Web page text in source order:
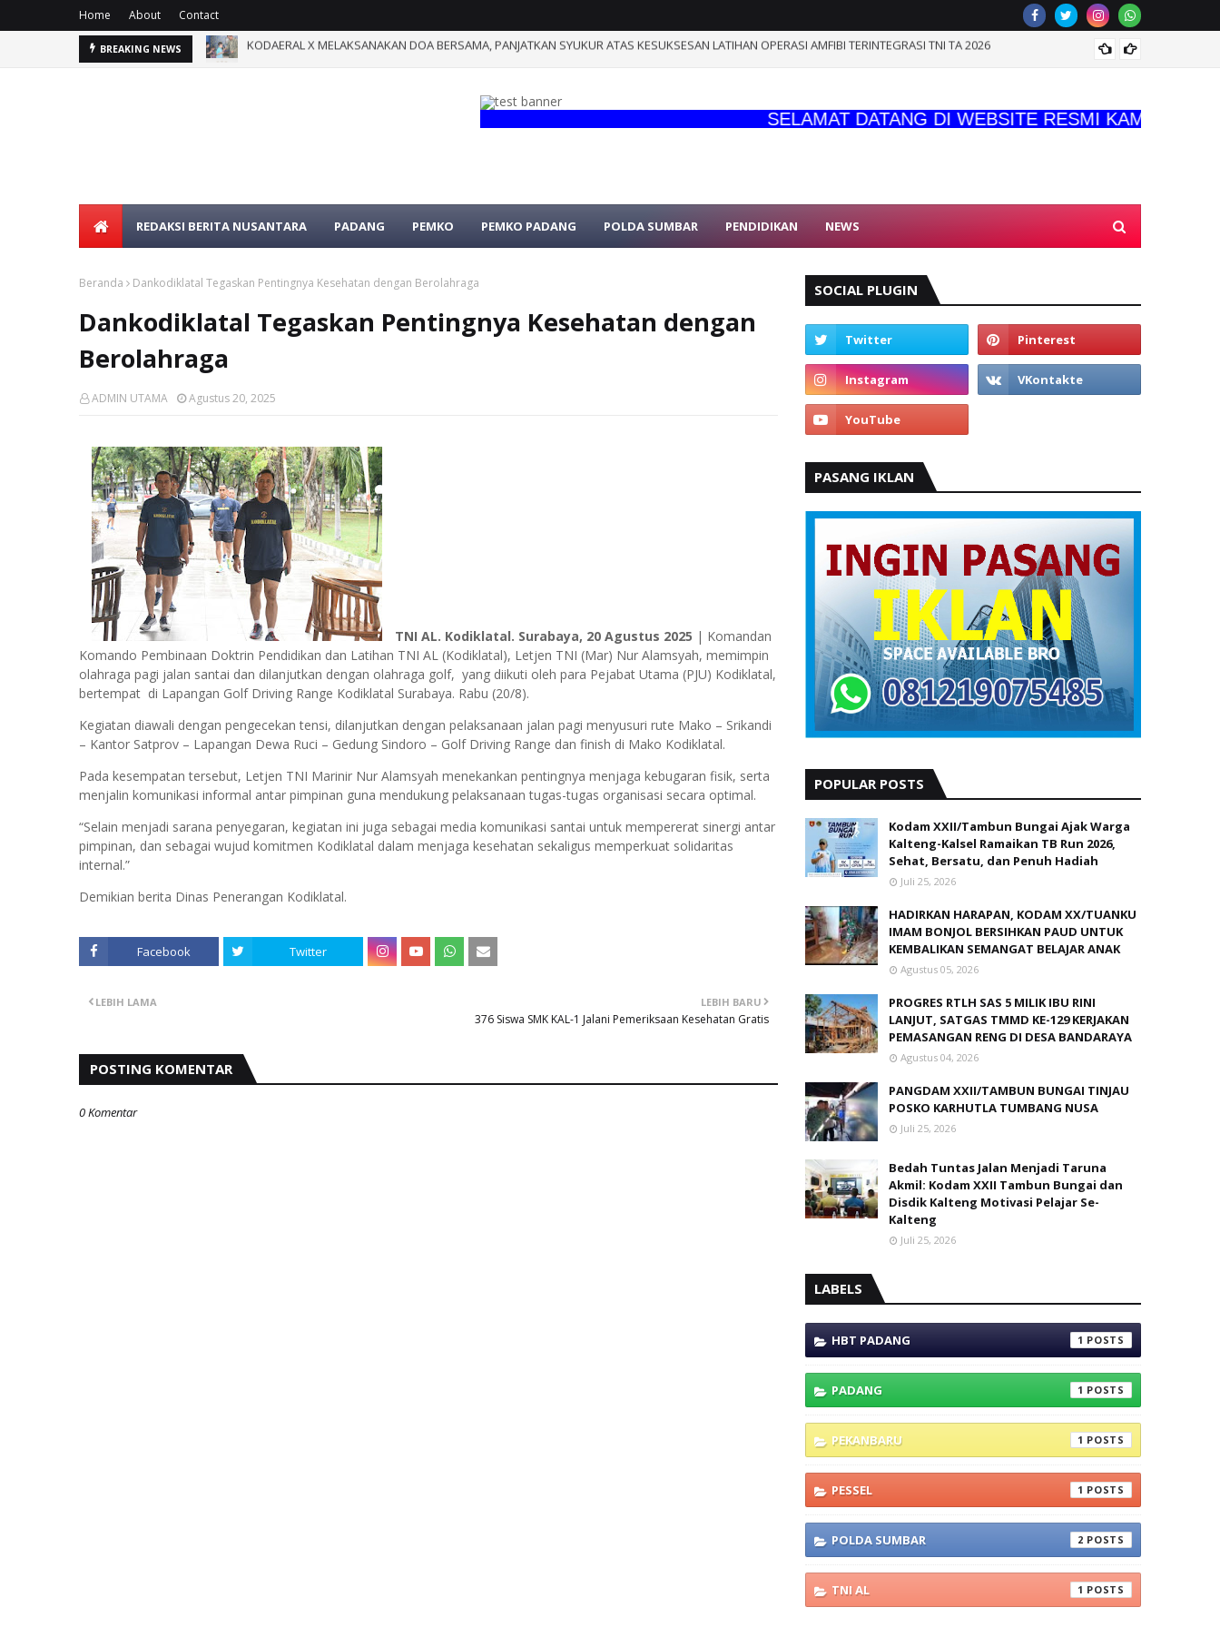
Home About Contact
BREAKING NEWS Kolonel Laut (KH) Drs.Burhan, M.Pd Resmi Menjadi Ketua Komite SMK KAL-1 Periode 2026-2030
SELAMAT DATANG DI WEBSITE RESMI KAMI
REDAKSI BERITA NUSANTARA PADANG PEMKO PEMKO PADANG POLDA SUMBAR PENDIDIKAN NEWS
Beranda Dankodiklatal Tegaskan Pentingnya Kesehatan dengan Berolahraga
Dankodiklatal Tegaskan Pentingnya Kesehatan dengan
Berolahraga
ADMIN UTAMA Agustus 20, 2025
TNI AL. Kodiklatal. Surabaya, 20 Agustus 2025 | Komandan
Komando Pembinaan Doktrin Pendidikan dan Latihan TNI AL (Kodiklatal), Letjen TNI (Mar) Nur Alamsyah, memimpin
olahraga pagi jalan santai dan dilanjutkan dengan olahraga golf, yang diikuti oleh para Pejabat Utama (PJU) Kodiklatal,
bertempat di Lapangan Golf Driving Range Kodiklatal Surabaya. Rabu (20/8).
Kegiatan diawali dengan pengecekan tensi, dilanjutkan dengan pelaksanaan jalan pagi menyusuri rute Mako – Srikandi
– Kantor Satprov – Lapangan Dewa Ruci – Gedung Sindoro – Golf Driving Range dan finish di Mako Kodiklatal.
Pada kesempatan tersebut, Letjen TNI Marinir Nur Alamsyah menekankan pentingnya menjaga kebugaran fisik, serta
menjalin komunikasi informal antar pimpinan guna mendukung pelaksanaan tugas-tugas organisasi secara optimal.
“Selain menjadi sarana penyegaran, kegiatan ini juga sebagai media komunikasi santai untuk mempererat sinergi antar
pimpinan, dan sebagai wujud komitmen Kodiklatal dalam menjaga kesehatan sekaligus memperkuat solidaritas
internal.”
Demikian berita Dinas Penerangan Kodiklatal.
Facebook Twitter
LEBIH BARU
376 Siswa SMK KAL-1 Jalani Pemeriksaan Kesehatan Gratis
LEBIH LAMA
POSTING KOMENTAR
0 Komentar
SOCIAL PLUGIN
PASANG IKLAN
POPULAR POSTS
Kodam XXII/Tambun Bungai Ajak Warga
Kalteng-Kalsel Ramaikan TB Run 2026,
Sehat, Bersatu, dan Penuh Hadiah
Juli 25, 2026
HADIRKAN HARAPAN, KODAM XX/TUANKU
IMAM BONJOL BERSIHKAN PAUD UNTUK
KEMBALIKAN SEMANGAT BELAJAR ANAK
Agustus 05, 2026
PROGRES RTLH SAS 5 MILIK IBU RINI
LANJUT, SATGAS TMMD KE-129 KERJAKAN
PEMASANGAN RENG DI DESA BANDARAYA
Agustus 04, 2026
PANGDAM XXII/TAMBUN BUNGAI TINJAU
POSKO KARHUTLA TUMBANG NUSA
Juli 25, 2026
Bedah Tuntas Jalan Menjadi Taruna
Akmil: Kodam XXII Tambun Bungai dan
Disdik Kalteng Motivasi Pelajar Se-
Kalteng
Juli 25, 2026
LABELS
HBT PADANG 1
PADANG 1
PEKANBARU 1
PESSEL 1
POLDA SUMBAR 2
TNI AL 1